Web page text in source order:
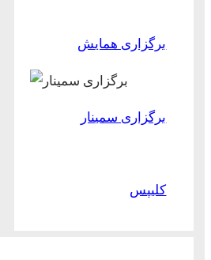
برگزاری همایش
برگزاری سمینار
کلیپس